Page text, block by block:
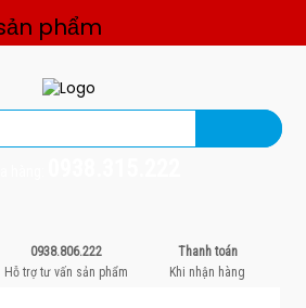
0938.806.222
Hỗ trợ tư vấn sản phẩm
Thanh toán
Khi nhận hàng
phẩm